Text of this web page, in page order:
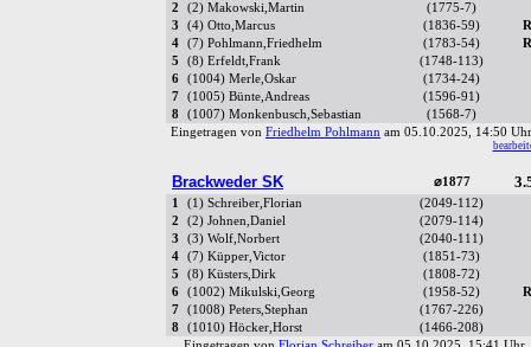
2
(2) Makowski,Martin (1775-7)
3
(4) Otto,Marcus (1836-59)
4
(7) Pohlmann,Friedhelm (1783-54)
5
(8) Erfeldt,Frank (1748-113)
6
(1004) Merle,Oskar (1734-24)
7
(1005) Bünte,Andreas (1596-91)
8
(1007) Monkenbusch,Sebastian (1568-7)
Eingetragen von Friedhelm Pohlmann am 05.10.2025, 14:50
Brackweder SK ⌀1877
1 (1) Schreiber,Florian (2049-112)
2
(2) Johnen,Daniel (2079-114)
3
(3) Wolf,Norbert (2040-111)
4
(7) Küpper,Victor (1851-73)
5
(8) Küsters,Dirk (1808-72)
6
(1002) Mikulski,Georg (1958-52)
7
(1008) Peters,Stephan (1767-226)
8
(1010) Höcker,Horst (1466-208)